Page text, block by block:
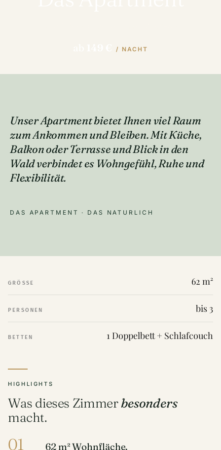
/ NACHT
Unser Apartment bietet Ihnen viel Raum
zum Ankommen und Bleiben. Mit Küche,
Balkon oder Terrasse und Blick in den
Wald verbindet es Wohngefühl, Ruhe und
Flexibilität.
DAS APARTMENT · DAS NATURLICH
GRÖSSE 62 m²
PERSONEN bis 3
BETTEN 1 Doppelbett + Schlafcouch
HIGHLIGHTS
Was dieses Zimmerbesonders
macht.
01 62 m² Wohnfläche.